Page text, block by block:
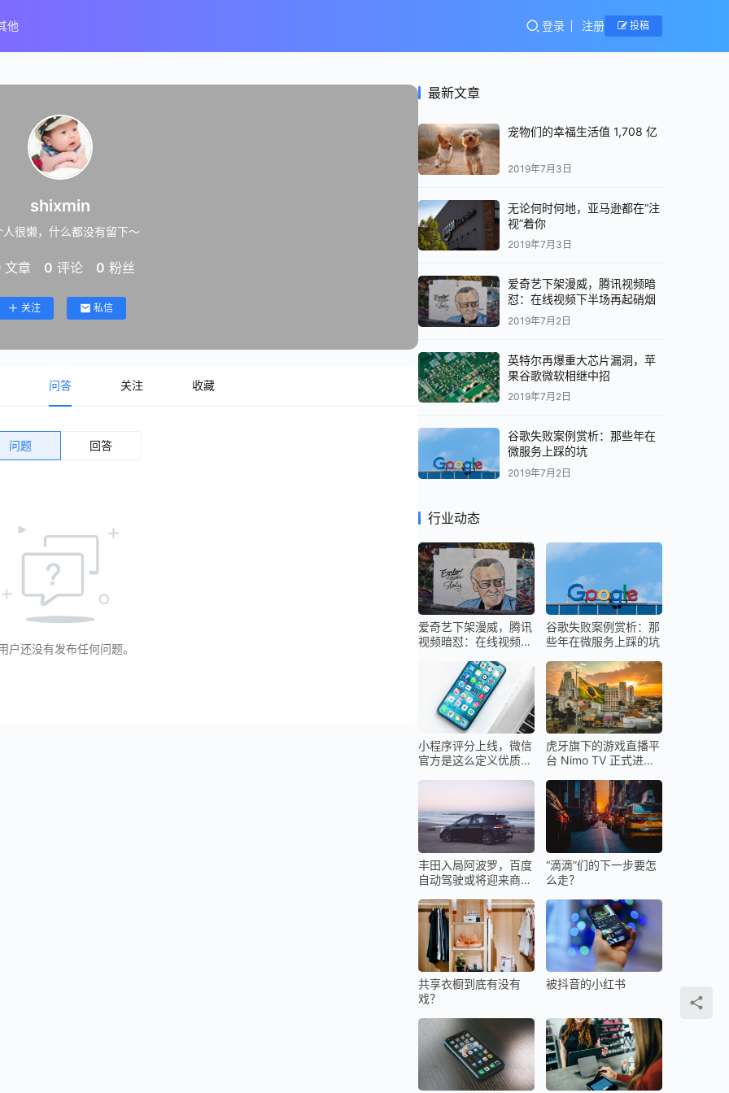
他 登录 注册 投稿
shixmin
人很懒，什么都没有留下～
文章 0 评论 0 粉丝
关注 私信
问答 关注 收藏
问题 回答
户还没有发布任何问题。
最新文章
宠物们的幸福生活值 1,708 亿
2019年7月3日
无论何时何地，亚马逊都在“注
视”着你
2019年7月3日
爱奇艺下架漫威，腾讯视频暗
怼：在线视频下半场再起硝烟
2019年7月2日
英特尔再爆重大芯片漏洞，苹
果谷歌微软相继中招
2019年7月2日
谷歌失败案例赏析：那些年在
微服务上踩的坑
2019年7月2日
行业动态
爱奇艺下架漫威，腾讯
视频暗怼：在线视频下
谷歌失败案例赏析：那
些年在微服务上踩的坑
小程序评分上线，微信
官方是这么定义优质小
虎牙旗下的游戏直播平
台 Nimo TV 正式进入
丰田入局阿波罗，百度
自动驾驶或将迎来商业
“滴滴”们的下一步要怎
么走？
共享衣橱到底有没有
戏？
被抖音的小红书